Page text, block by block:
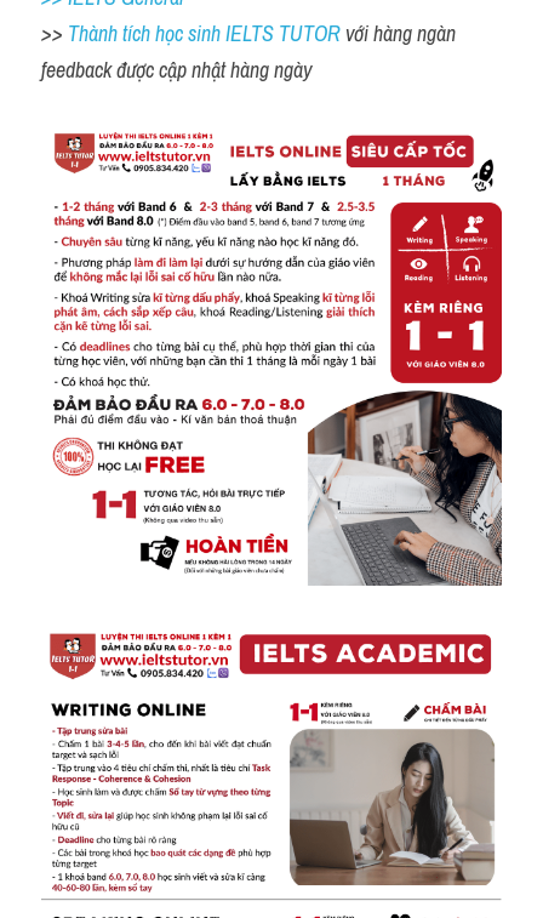
>> Thành tích học sinh IELTS TUTOR với hàng ngàn
feedback được cập nhật hàng ngày